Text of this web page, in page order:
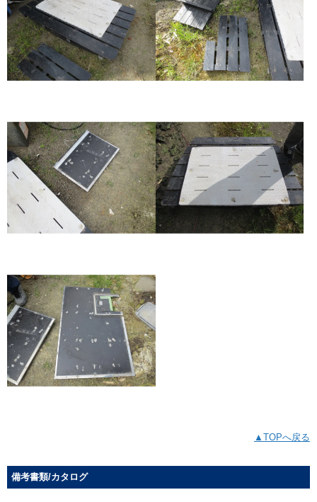
▲TOPへ戻る
備考書類/カタログ